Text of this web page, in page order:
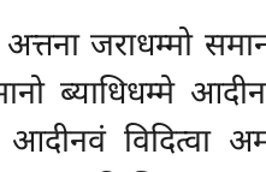
जराधम्मो
ब्याधिधम्मे
आदीनवं विदित्वा